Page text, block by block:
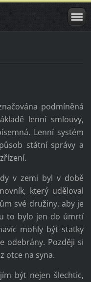
podmíněná
lenní smlouvy,
Lenní systém
státní správy a
v zemi byl v době
který uděloval
své družiny, aby je
to bylo jen do úmrtí
mohly být statky
odebrány. Později si
otce na syna.
být nejen šlechtic,